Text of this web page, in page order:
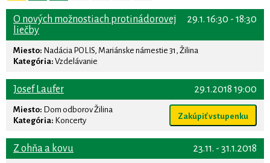
29.1. 16:30 - 18:30
O nových možnostiach protinádorovej
liečby
Miesto: Nadácia POLIS, Mariánske námestie 31, Žilina
Kategória: Vzdelávanie
29.1.2018 19:00
Josef Laufer
Zakúpiť vstupenku
Miesto: Dom odborov Žilina
Kategória: Koncerty
23.11. - 31.1.2018
Z ohňa a kovu